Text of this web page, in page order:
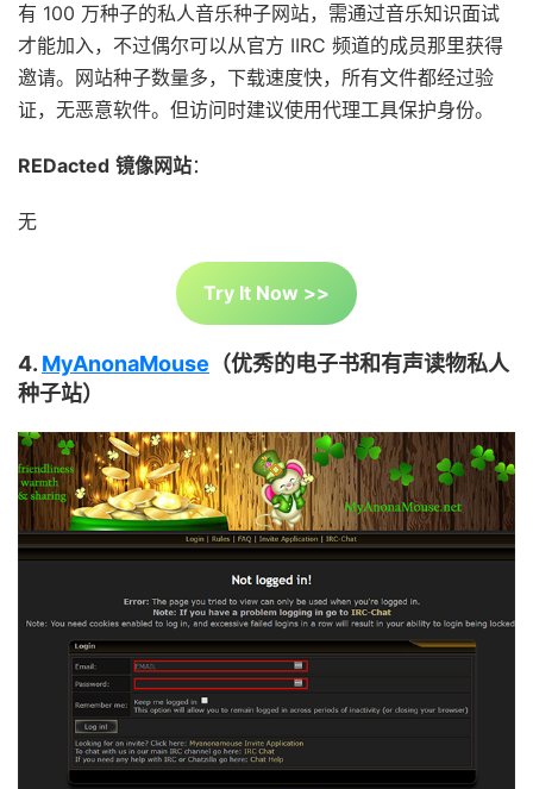
有 100 万种子的私人音乐种子网站，需通过音乐知识面试
才能加入，不过偶尔可以从官方 IIRC 频道的成员那里获得
邀请。网站种子数量多，下载速度快，所有文件都经过验
证，无恶意软件。但访问时建议使用代理工具保护身份。
REDacted 镜像网站：
无
Try It Now >>
4. MyAnonaMouse （优秀的电子书和有声读物私人
种子站）